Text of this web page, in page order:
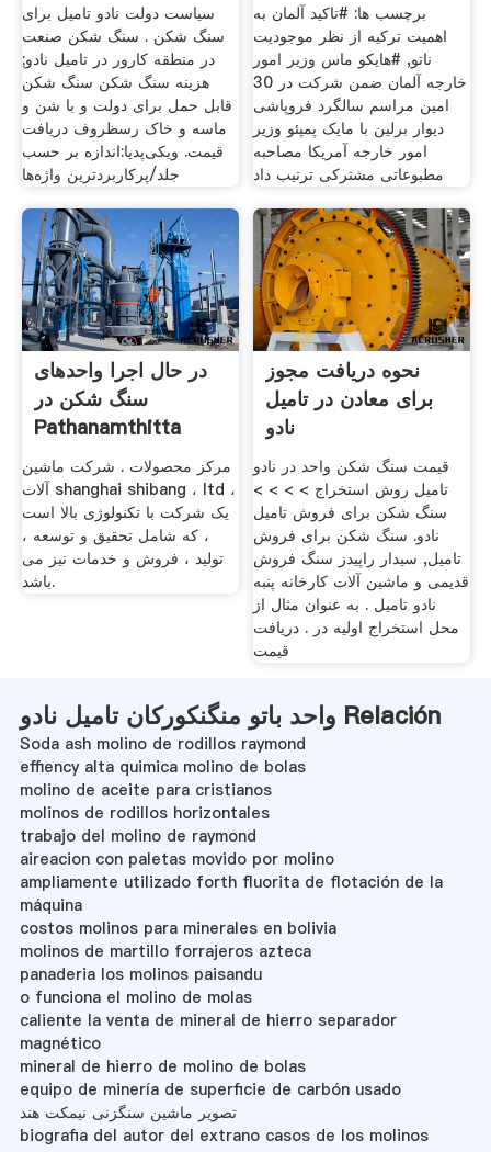
سیاست دولت نادو تامیل برای
سنگ شکن . سنگ شکن صنعت
در منطقه کارور در تامیل نادو;
هزینه سنگ شکن سنگ شکن
قابل حمل برای دولت و با شن و
ماسه و خاک رسظروف دریافت
قیمت. ویکی‌پدیا:اندازه بر حسب
جلد/پرکاربردترین واژه‌ها
برچسب ها: #تاکید آلمان به
اهمیت ترکیه از نظر موجودیت
ناتو, #هایکو ماس وزیر امور
خارجه آلمان ضمن شرکت در 30
امین مراسم سالگرد فروپاشی
دیوار برلین با مایک پمپئو وزیر
امور خارجه آمریکا مصاحبه
مطبوعاتی مشترکی ترتیب داد
در حال اجرا واحدهای
سنگ شکن در
Pathanamthitta
مرکز محصولات . شرکت ماشین
آلات shanghai shibang ، ltd ،
یک شرکت با تکنولوژی بالا است
، که شامل تحقیق و توسعه ،
تولید ، فروش و خدمات نیز می
باشد.
نحوه دریافت مجوز
برای معادن در تامیل
نادو
قیمت سنگ شکن واحد در نادو
تامیل روش استخراج > > > >
سنگ شکن برای فروش تامیل
نادو. سنگ شکن برای فروش
تامیل, سیدار راپیدز سنگ فروش
قدیمی و ماشین آلات کارخانه پنبه
نادو تامیل . به عنوان مثال از
محل استخراج اولیه در . دریافت
قیمت
واحد باتو منگنکورکان تامیل نادو Relación
Soda ash molino de rodillos raymond
effiency alta quimica molino de bolas
molino de aceite para cristianos
molinos de rodillos horizontales
trabajo del molino de raymond
aireacion con paletas movido por molino
ampliamente utilizado forth fluorita de flotación de la
máquina
costos molinos para minerales en bolivia
molinos de martillo forrajeros azteca
panaderia los molinos paisandu
o funciona el molino de molas
caliente la venta de mineral de hierro separador
magnético
mineral de hierro de molino de bolas
equipo de minería de superficie de carbón usado
تصویر ماشین سنگزنی نیمکت هند
biografia del autor del extrano casos de los molinos